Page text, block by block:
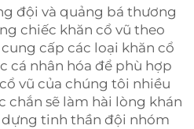
đội và quảng bá thương
chiếc khăn cổ vũ theo
cấp các loại khăn cổ
cá nhân hóa để phù hợp
vũ của chúng tôi nhiều
chắn sẽ làm hài lòng khán
tinh thần đội nhóm